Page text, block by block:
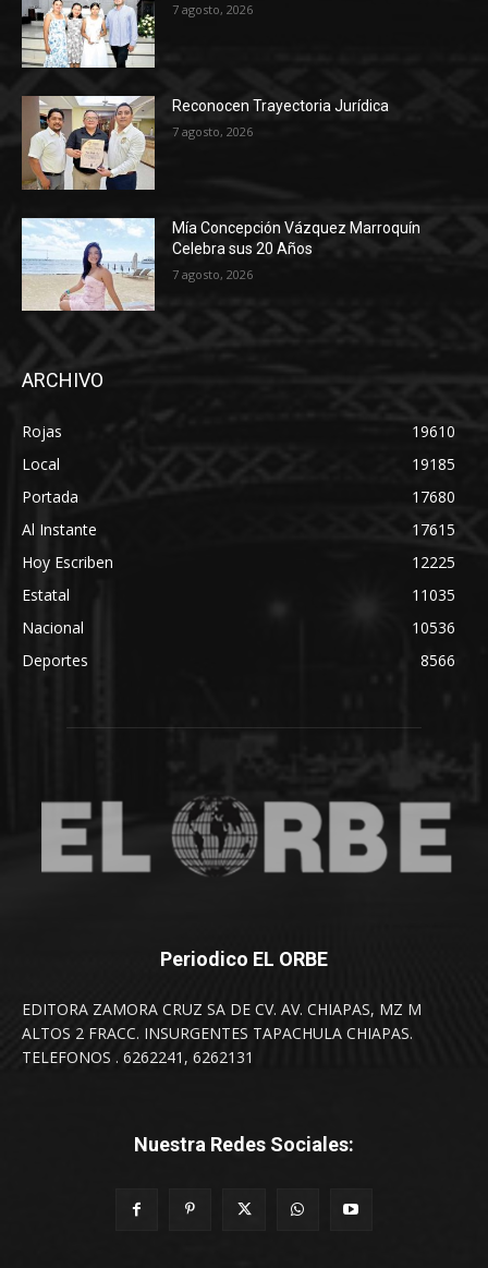
7 agosto, 2026
Reconocen Trayectoria Jurídica
7 agosto, 2026
Mía Concepción Vázquez Marroquín
Celebra sus 20 Años
7 agosto, 2026
ARCHIVO
Rojas
19610
Local
19185
Portada
17680
Al Instante
17615
Hoy Escriben
12225
Estatal
11035
Nacional
10536
Deportes
8566
Periodico EL ORBE
EDITORA ZAMORA CRUZ SA DE CV. AV. CHIAPAS, MZ M
ALTOS 2 FRACC. INSURGENTES TAPACHULA CHIAPAS.
TELEFONOS . 6262241, 6262131
Nuestra Redes Sociales: